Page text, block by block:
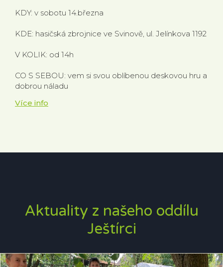
KDY: v sobotu 14.března
KDE: hasičská zbrojnice ve Svinově, ul. Jelínkova 1192
V KOLIK: od 14h
CO S SEBOU: vem si svou oblíbenou deskovou hru a
dobrou náladu
Více info
Aktuality z našeho oddílu
Ještírci